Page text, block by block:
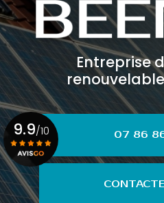
Entreprise
07 86
9.9/10
Voir le certificat